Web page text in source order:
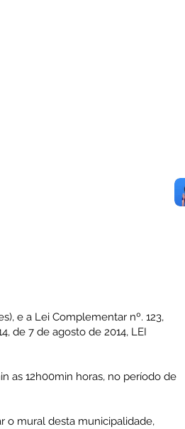
e a Lei Complementar nº. 123,
de 7 de agosto de 2014, LEI
as 12h00min horas, no período de
o mural desta municipalidade,